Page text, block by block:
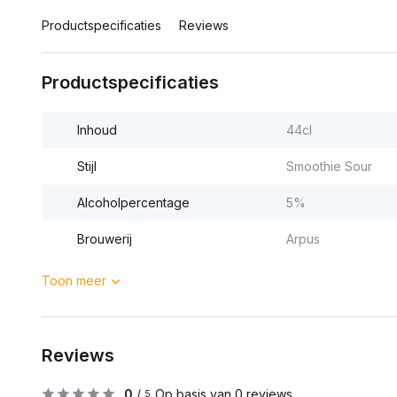
Productspecificaties Reviews
Productspecificaties
Inhoud 44cl
Stijl Smoothie Sour
Alcoholpercentage 5%
Brouwerij Arpus
Toon meer
Reviews
0 / 5 Op basis van 0 reviews